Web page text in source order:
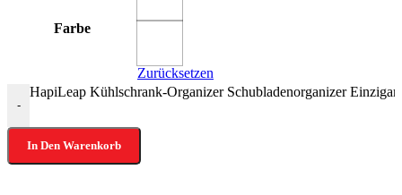
Farbe
Zurücksetzen
-
HapiLeap Kühlschrank-Organizer Schubladenorganizer
In Den Warenkorb